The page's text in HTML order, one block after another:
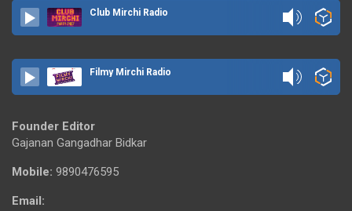
Club Mirchi Radio
Filmy Mirchi Radio
Founder Editor
Gajanan Gangadhar Bidkar
Mobile: 9890476595
Email: